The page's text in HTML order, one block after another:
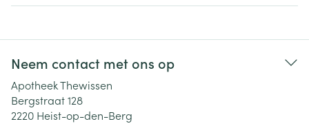
Neem contact met ons op
Apotheek Thewissen
Bergstraat 128
2220 Heist-op-den-Berg